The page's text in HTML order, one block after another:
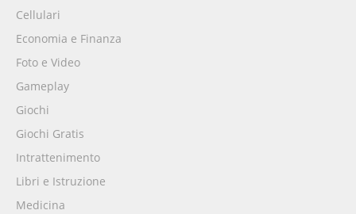
Cellulari
Economia e Finanza
Foto e Video
Gameplay
Giochi
Giochi Gratis
Intrattenimento
Libri e Istruzione
Medicina